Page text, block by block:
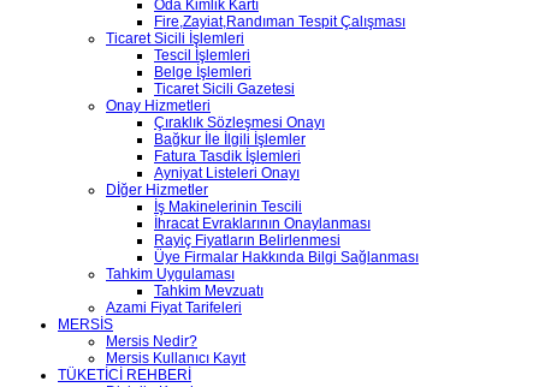
Oda Kimlik Kartı
Fire,Zayiat,Randıman Tespit Çalışması
Ticaret Sicili İşlemleri
Tescil İşlemleri
Belge İşlemleri
Ticaret Sicili Gazetesi
Onay Hizmetleri
Çıraklık Sözleşmesi Onayı
Bağkur İle İlgili İşlemler
Fatura Tasdik İşlemleri
Ayniyat Listeleri Onayı
Dİğer Hizmetler
İş Makinelerinin Tescili
İhracat Evraklarının Onaylanması
Rayiç Fiyatların Belirlenmesi
Üye Firmalar Hakkında Bilgi Sağlanması
Tahkim Uygulaması
Tahkim Mevzuatı
Azami Fiyat Tarifeleri
MERSİS
Mersis Nedir?
Mersis Kullanıcı Kayıt
TÜKETİCİ REHBERİ